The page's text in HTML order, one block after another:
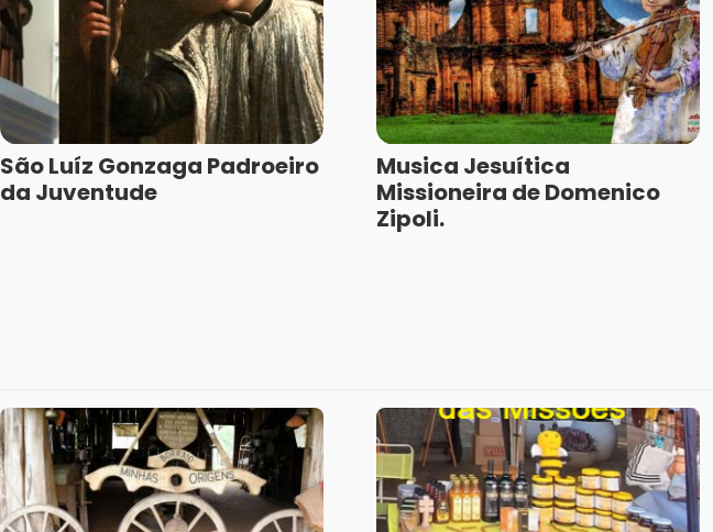
São Luíz Gonzaga Padroeiro
da Juventude
Musica Jesuítica
Missioneira de Domenico
Zipoli.